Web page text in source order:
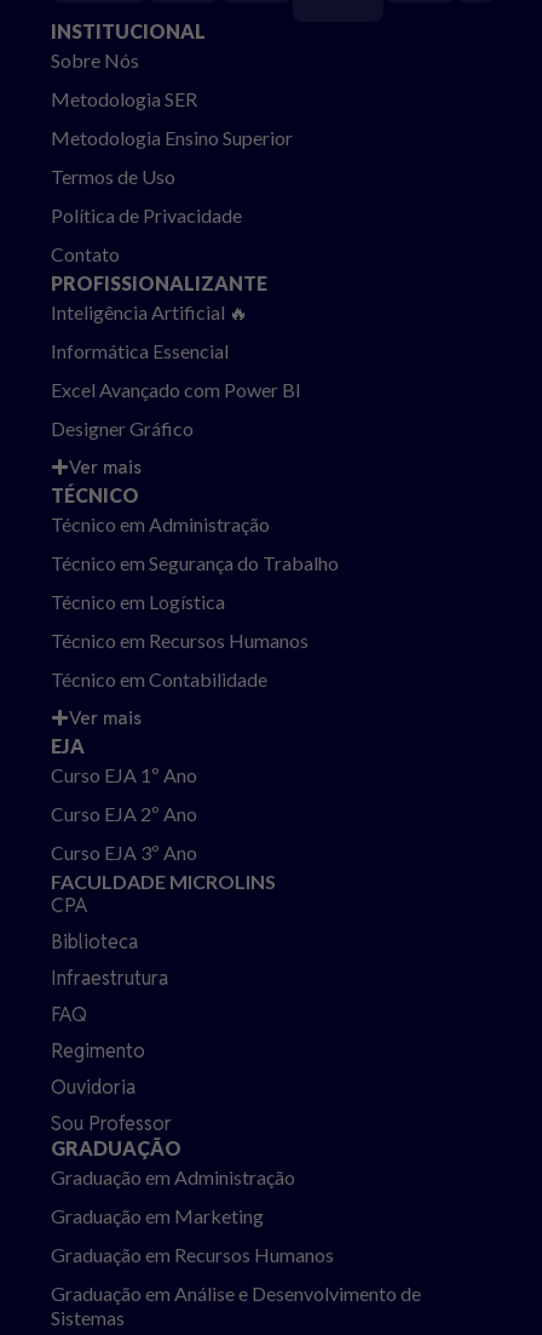
INSTITUCIONAL
Sobre Nós
Metodologia SER
Metodologia Ensino Superior
Termos de Uso
Política de Privacidade
Contato
PROFISSIONALIZANTE
Inteligência Artificial 🔥
Informática Essencial
Excel Avançado com Power BI
Designer Gráfico
Ver mais
TÉCNICO
Técnico em Administração
Técnico em Segurança do Trabalho
Técnico em Logística
Técnico em Recursos Humanos
Técnico em Contabilidade
Ver mais
EJA
Curso EJA 1º Ano
Curso EJA 2º Ano
Curso EJA 3º Ano
FACULDADE MICROLINS
CPA
Biblioteca
Infraestrutura
FAQ
Regimento
Ouvidoria
Sou Professor
GRADUAÇÃO
Graduação em Administração
Graduação em Marketing
Graduação em Recursos Humanos
Graduação em Análise e Desenvolvimento de
Sistemas